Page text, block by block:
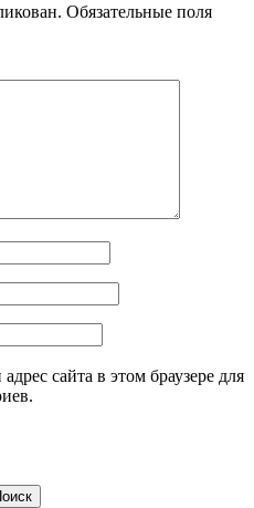
Обязательные поля
сайта в этом браузере для